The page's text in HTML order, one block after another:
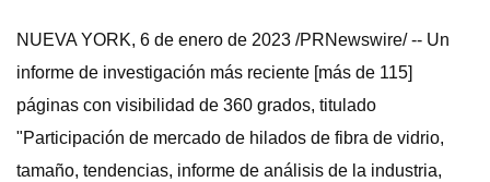
NUEVA YORK, 6 de enero de 2023 /PRNewswire/ -- Un
informe de investigación más reciente [más de 115]
páginas con visibilidad de 360 ​​grados, titulado
"Participación de mercado de hilados de fibra de vidrio,
tamaño, tendencias, informe de análisis de la industria,